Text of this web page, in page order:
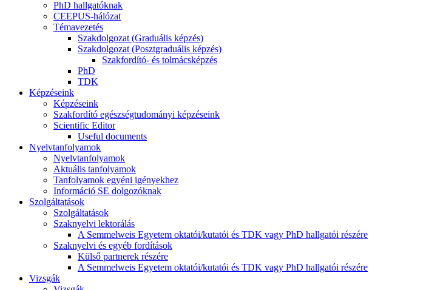
PhD hallgatóknak
CEEPUS-hálózat
Témavezetés
Szakdolgozat (Graduális képzés)
Szakdolgozat (Posztgraduális képzés)
Szakfordító- és tolmácsképzés
PhD
TDK
Képzéseink
Képzéseink
Szakfordító egészségtudományi képzéseink
Scientific Editor
Useful documents
Nyelvtanfolyamok
Nyelvtanfolyamok
Aktuális tanfolyamok
Tanfolyamok egyéni igényekhez
Információ SE dolgozóknak
Szolgáltatások
Szolgáltatások
Szaknyelvi lektorálás
A Semmelweis Egyetem oktatói/kutatói és TDK vagy PhD hallgatói részére
Szaknyelvi és egyéb fordítások
Külső partnerek részére
A Semmelweis Egyetem oktatói/kutatói és TDK vagy PhD hallgatói részére
Vizsgák